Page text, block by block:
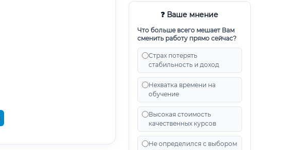
❓ Ваше мнение
Что больше всего мешает Вам
сменить работу прямо сейчас?
Страх потерять
стабильность и доход
Нехватка времени на
обучение
Высокая стоимость
качественных курсов
Не определился с выбором